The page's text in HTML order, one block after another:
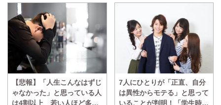
【悲報】「人生こんなはずじ
ゃなかった」と思っている人
は4割以上 若い人ほど多い
7人にひとりが「正直、自分
は異性からモテる」と思って
いることが判明！「学生時代